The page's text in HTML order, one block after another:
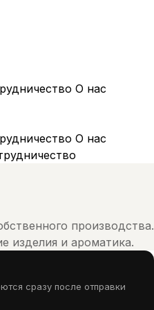
О нас
О нас
производства.
изделия и ароматика.
сразу после отправки